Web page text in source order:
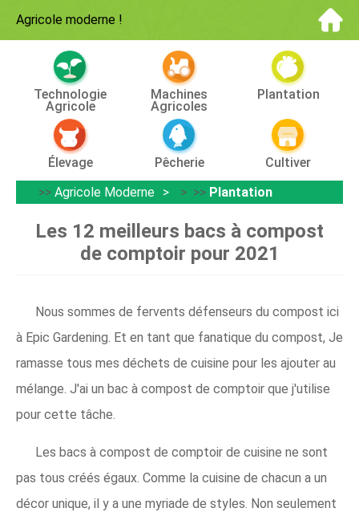
Agricole moderne !
Technologie
Agricole
Machines
Agricoles
Plantation
Élevage Pêcherie
Cultiver
>> Agricole Moderne > >> Plantation
Les 12 meilleurs bacs à compost
de comptoir pour 2021
Nous sommes de fervents défenseurs du compost ici
à Epic Gardening. Et en tant que fanatique du compost, Je
ramasse tous mes déchets de cuisine pour les ajouter au
mélange. J'ai un bac à compost de comptoir que j'utilise
pour cette tâche.
Les bacs à compost de comptoir de cuisine ne sont
pas tous créés égaux. Comme la cuisine de chacun a un
décor unique, il y a une myriade de styles. Non seulement